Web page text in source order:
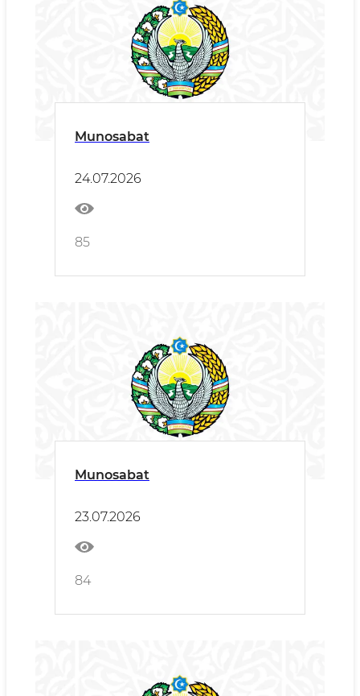
Munosabat
24.07.2026
85
Munosabat
23.07.2026
84